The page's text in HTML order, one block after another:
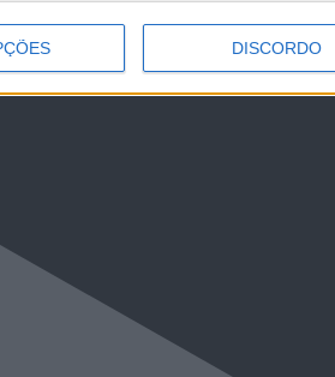
DISCORDO